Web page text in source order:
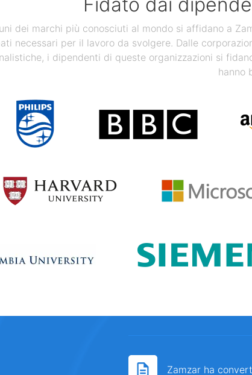
dei marchi più conosciuti al mondo si affidano a
necessari per il lavoro da svolgere. Dalle
i dipendenti di queste organizzazioni si
hanno
Zamzar ha